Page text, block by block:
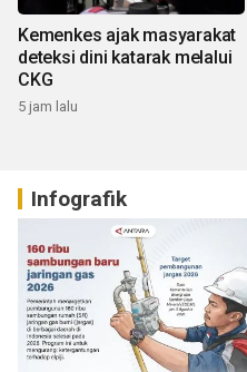
Kemenkes ajak masyarakat
deteksi dini katarak melalui
CKG
5 jam lalu
Infografik